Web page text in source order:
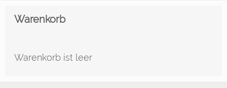
Warenkorb
Warenkorb ist leer